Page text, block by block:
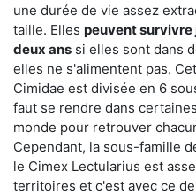
une durée de vie assez
taille. Elles peuvent survivre
deux ans si elles sont dans
elles ne s'alimentent pas.
Cimidae est divisée en 6
faut se rendre dans
monde pour retrouver
Cependant, la sous-famille
le Cimex Lectularius est
territoires et c'est avec ce